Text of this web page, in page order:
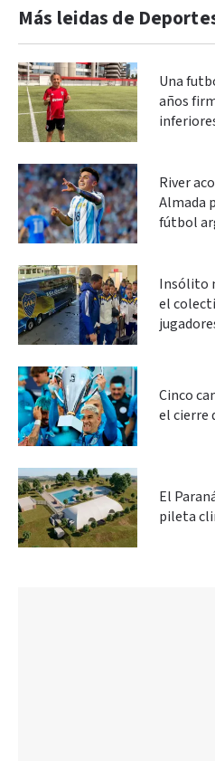
Más leidas de
Una
años
River
Almada
fútbol
Insólito
el
Cinco
el cierre
El
pileta